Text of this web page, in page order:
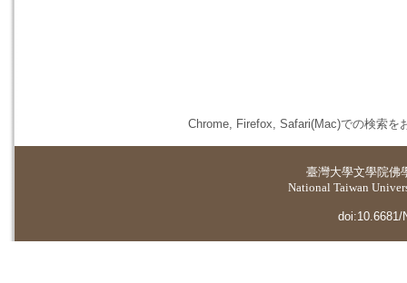
Chrome, Firefox, Safari(Mac)での検索を
臺灣大學文學院佛
National Taiwan
doi:10.6681/